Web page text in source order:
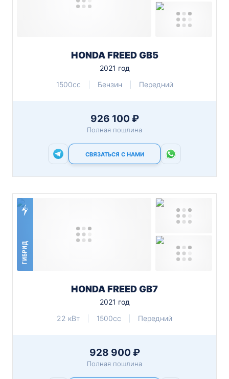
HONDA FREED GB5
2021 год
1500cc
Бензин Передний
926 100 ₽
Полная пошлина
СВЯЗАТЬСЯ С НАМИ
ГИБРИД
HONDA FREED GB7
2021 год
22 кВт
1500cc Передний
928 900 ₽
Полная пошлина